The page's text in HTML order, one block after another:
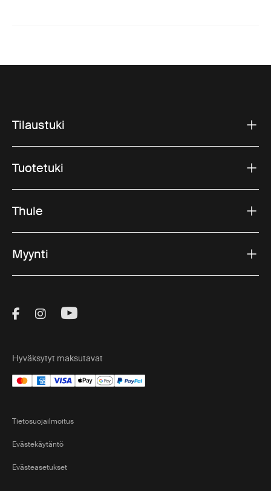
Tilaustuki
Tuotetuki
Thule
Myynti
Visit Thule on Facebook (external link)
Visit Thule on Instagram (external link)
Visit Thule on Youtube (external
Hyväksytyt maksutavat
Tietosuojailmoitus
Evästekäytäntö
Evästeasetukset